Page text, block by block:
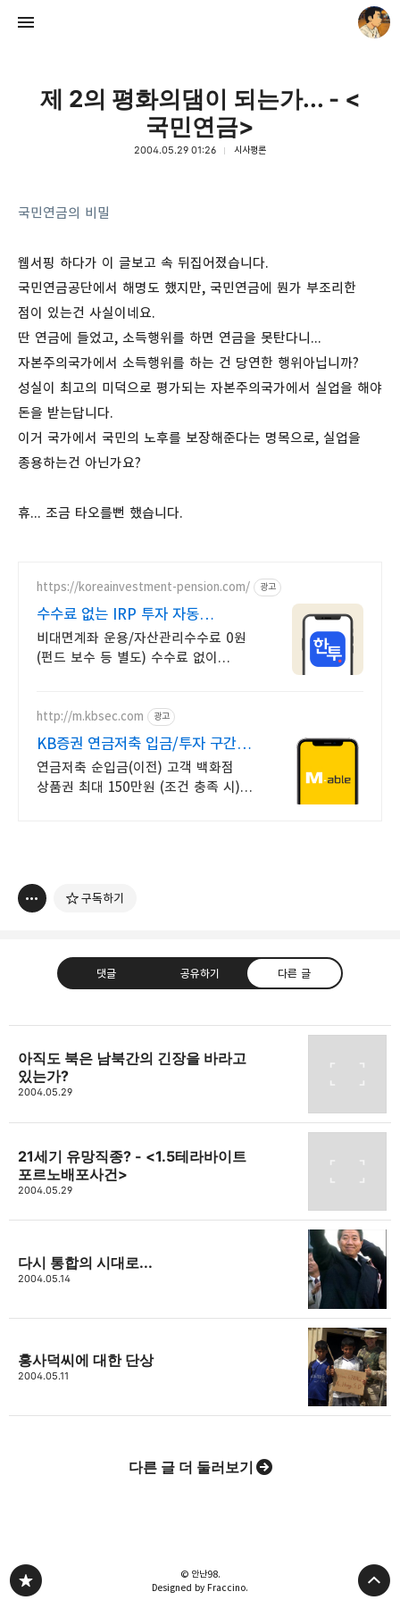
제 2의 평화의댐이 되는가... - <
국민연금>
2004.05.29 01:26 시사평론
국민연금의 비밀
웹서핑 하다가 이 글보고 속 뒤집어졌습니다.
국민연금공단에서 해명도 했지만, 국민연금에 뭔가 부조리한
점이 있는건 사실이네요.
딴 연금에 들었고, 소득행위를 하면 연금을 못탄다니...
자본주의국가에서 소득행위를 하는 건 당연한 행위아닙니까?
성실이 최고의 미덕으로 평가되는 자본주의국가에서 실업을 해야
돈을 받는답니다.
이거 국가에서 국민의 노후를 보장해준다는 명목으로, 실업을
종용하는건 아닌가요?
휴... 조금 타오를뻔 했습니다.
https://koreainvestment-pension.com/ 광고
수수료 없는 IRP 투자 자동
투자하는 적립식 ETF
비대면계좌 운용/자산관리수수료 0원
(펀드 보수 등 별도) 수수료 없이
http://m.kbsec.com 광고
KB증권 연금저축 입금/투자 구간별
쿠폰 혜택
연금저축 순입금(이전) 고객 백화점
상품권 최대 150만원 (조건 충족 시)
구독하기
댓글 공유하기 다른 글
thebravepost.com
트위터
아직도 북은 남북간의 긴장을 바라고
있는가?
2004.05.29
21세기 유망직종? - <1.5테라바이트
포르노배포사건>
2004.05.29
다시 통합의 시대로...
2004.05.14
홍사덕씨에 대한 단상
2004.05.11
다른 글 더 둘러보기
© 안난98.
Designed by Fraccino.